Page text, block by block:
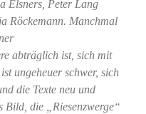
Elsners, Peter Lang
Röckemann. Manchmal
abträglich ist, sich mit
ungeheuer schwer, sich
die Texte neu und
Bild, die „Riesenzwerge“